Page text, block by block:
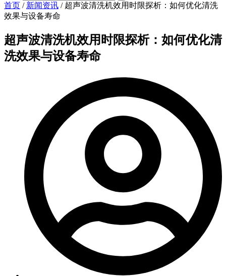
首页 / 新闻资讯 / 超声波清洗机效用时限探析：如何优化清洗
效果与设备寿命
超声波清洗机效用时限探析：如何优化清
洗效果与设备寿命